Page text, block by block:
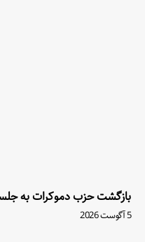
بازگشت حزب دموکرات به
5 آگوست 2026